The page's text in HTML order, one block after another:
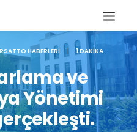
HABERLERI | 1 DAKIKA
ve
Yönetimi